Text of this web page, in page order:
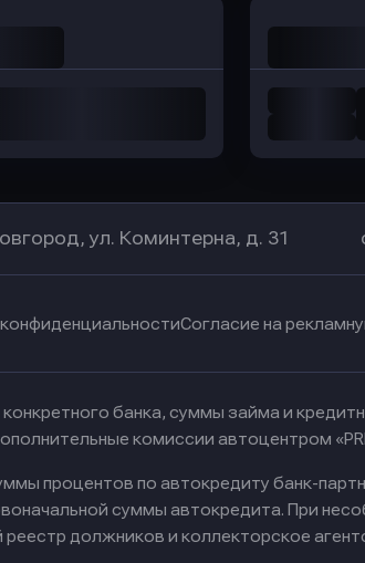
ул. Коминтерна, д. 31
Согласие на
банка, суммы займа и
комиссии автоцентром
процентов по автокредиту банк-
суммы автокредита. При
должников и коллекторское